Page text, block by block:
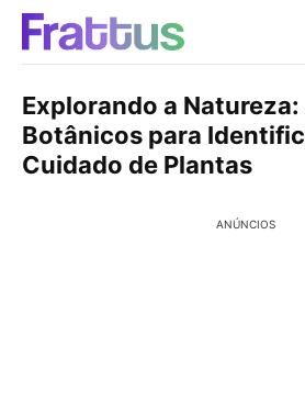
Explorando a
Botânicos para
Cuidado de Plantas
ANÚNCIOS